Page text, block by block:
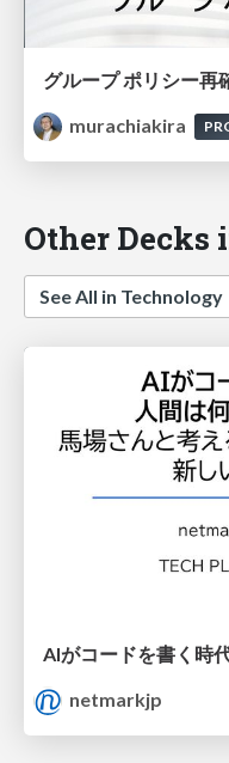
グループ ポリシー再
murachiakira
Other Decks
See All in Technology
netmarkjp